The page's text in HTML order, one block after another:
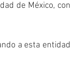
de México, con
a esta entidad